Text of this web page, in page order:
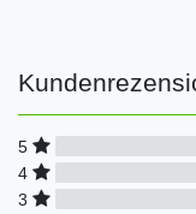
5
4
3